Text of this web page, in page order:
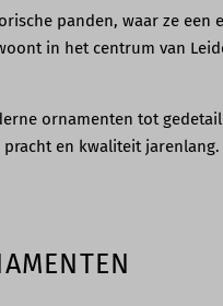
panden, waar ze
in het centrum van
ornamenten tot
en kwaliteit jarenlang.